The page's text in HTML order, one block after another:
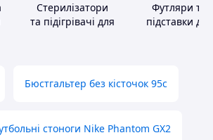
Стерилізатори
та підігрівачі для
Футляри та
підставки для
Бюстгальтер без кісточок 95с
стоноги Nike Phantom GX2